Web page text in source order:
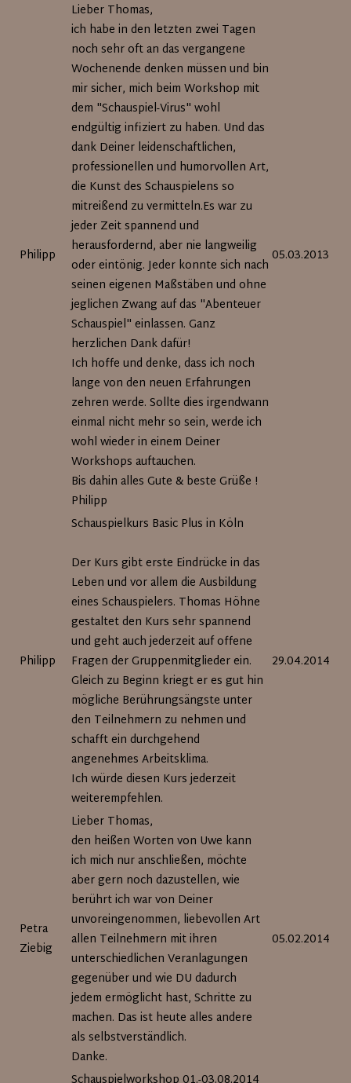
Philipp
Lieber Thomas,
ich habe in den letzten zwei Tagen
noch sehr oft an das vergangene
Wochenende denken müssen und bin
mir sicher, mich beim Workshop mit
dem "Schauspiel-Virus" wohl
endgültig infiziert zu haben. Und das
dank Deiner leidenschaftlichen,
professionellen und humorvollen Art,
die Kunst des Schauspielens so
mitreißend zu vermitteln.Es war zu
jeder Zeit spannend und
herausfordernd, aber nie langweilig
oder eintönig. Jeder konnte sich nach
seinen eigenen Maßstäben und ohne
jeglichen Zwang auf das "Abenteuer
Schauspiel" einlassen. Ganz
herzlichen Dank dafür!
Ich hoffe und denke, dass ich noch
lange von den neuen Erfahrungen
zehren werde. Sollte dies irgendwann
einmal nicht mehr so sein, werde ich
wohl wieder in einem Deiner
Workshops auftauchen.
Bis dahin alles Gute & beste Grüße !
Philipp
05.03.2013
Philipp
Schauspielkurs Basic Plus in Köln
Der Kurs gibt erste Eindrücke in das
Leben und vor allem die Ausbildung
eines Schauspielers. Thomas Höhne
gestaltet den Kurs sehr spannend
und geht auch jederzeit auf offene
Fragen der Gruppenmitglieder ein.
Gleich zu Beginn kriegt er es gut hin
mögliche Berührungsängste unter
den Teilnehmern zu nehmen und
schafft ein durchgehend
angenehmes Arbeitsklima.
Ich würde diesen Kurs jederzeit
weiterempfehlen.
29.04.2014
Petra
Ziebig
Lieber Thomas,
den heißen Worten von Uwe kann
ich mich nur anschließen, möchte
aber gern noch dazustellen, wie
berührt ich war von Deiner
unvoreingenommen, liebevollen Art
allen Teilnehmern mit ihren
unterschiedlichen Veranlagungen
gegenüber und wie DU dadurch
jedem ermöglicht hast, Schritte zu
machen. Das ist heute alles andere
als selbstverständlich.
Danke.
05.02.2014